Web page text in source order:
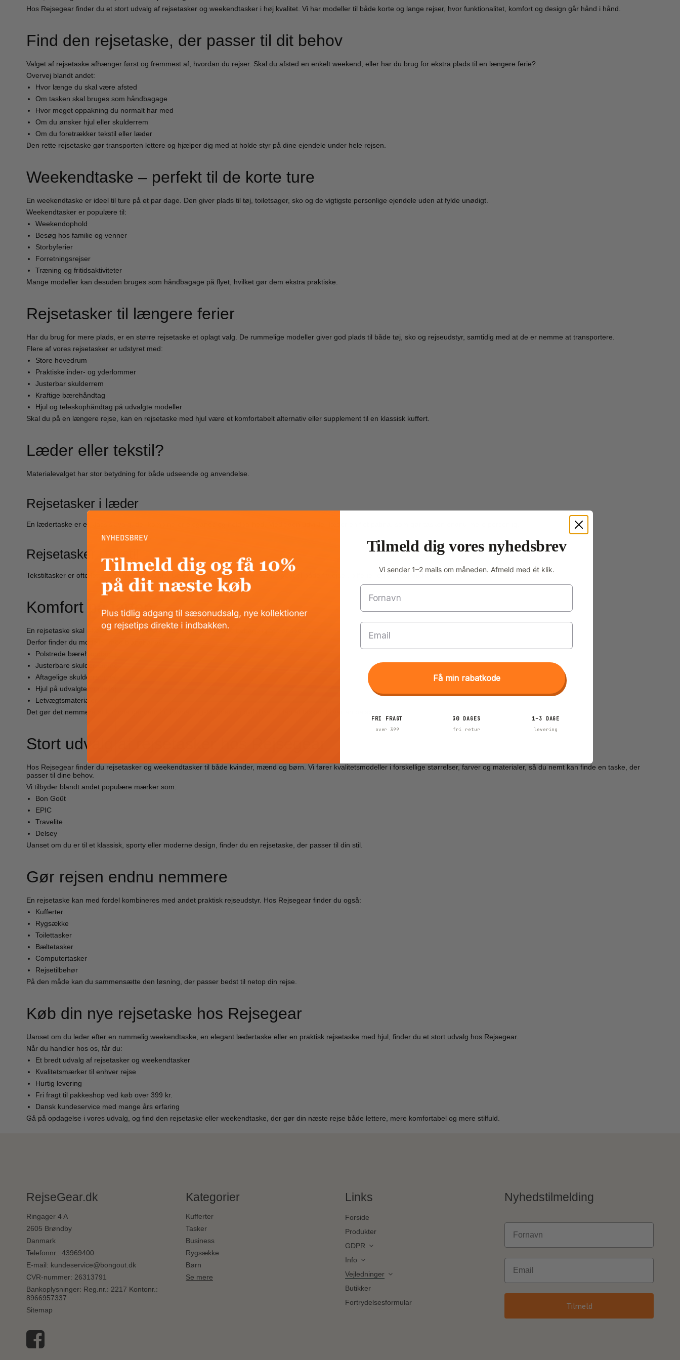
Eastpak
Eastpak kufferter
Eastpak Tilbehør
Eatpak Rygsække
Enrico Benetti
Enrico Benetti kufferter
Epic
Epic kufferter
Happy rain
Happy rain paraplyer
Travelite kufferter
Travelite tasker og rygsække
Verage kufferter
Verage tilbehør
Hos Rejsegear finder du et stort udvalg af rejsetasker og weekendtasker i høj kvalitet. Vi har modeller til både korte og lange rejser, hvor funktionalitet, komfort og design går hånd i hånd.
Find den rejsetaske, der passer til dit behov
Valget af rejsetaske afhænger først og fremmest af, hvordan du rejser. Skal du afsted en enkelt weekend, eller har du brug for ekstra plads til en længere ferie?
Overvej blandt andet:
Hvor længe du skal være afsted
Om tasken skal bruges som håndbagage
Hvor meget oppakning du normalt har med
Om du ønsker hjul eller skulderrem
Om du foretrækker tekstil eller læder
Den rette rejsetaske gør transporten lettere og hjælper dig med at holde styr på dine ejendele under hele rejsen.
Weekendtaske – perfekt til de korte ture
En weekendtaske er ideel til ture på et par dage. Den giver plads til tøj, toiletsager, sko og de vigtigste personlige ejendele uden at fylde unødigt.
Weekendtasker er populære til:
Weekendophold
Besøg hos familie og venner
Storbyferier
Forretningsrejser
Træning og fritidsaktiviteter
Mange modeller kan desuden bruges som håndbagage på flyet, hvilket gør dem ekstra praktiske.
Rejsetasker til længere ferier
Har du brug for mere plads, er en større rejsetaske et oplagt valg. De rummelige modeller giver god plads til både tøj, sko og rejseudstyr, samtidig med at de er nemme at transportere.
Flere af vores rejsetasker er udstyret med:
Store hovedrum
Praktiske inder- og yderlommer
Justerbar skulderrem
Kraftige bærehåndtag
Hjul og teleskophåndtag på udvalgte modeller
Skal du på en længere rejse, kan en rejsetaske med hjul være et komfortabelt alternativ eller supplement til en klassisk kuffert.
Læder eller tekstil?
Materialevalget har stor betydning for både udseende og anvendelse.
Rejsetasker i læder
En lædertaske er et klassisk valg, der kombinerer elegance og holdbarhed. Med tiden udvikler læder en flot patina, som gør tasken endnu mere personlig.
Rejsetasker i tekstil
Tekstiltasker er ofte lettere og mere fleksible. De er nemme at pakke og passer godt til både flyrejser, bilferier og weekendture.
Komfort på farten
En rejsetaske skal ikke kun være rummelig – den skal også være behagelig at transportere.
Derfor finder du modeller med blandt andet:
Polstrede bærehåndtag
Justerbare skulderremme
Aftagelige skulderremme
Hjul på udvalgte modeller
Letvægtsmaterialer
Det gør det nemmere at komme gennem lufthavne, togstationer og bymiljøer, uden at tasken bliver en belastning.
Stort udvalg af rejsetasker hos Rejsegear
Hos Rejsegear finder du rejsetasker og weekendtasker til både kvinder, mænd og børn. Vi fører kvalitetsmodeller i forskellige størrelser, farver og materialer, så du nemt kan finde en taske, der
passer til dine behov.
Vi tilbyder blandt andet populære mærker som:
Bon Goût
EPIC
Travelite
Delsey
Uanset om du er til et klassisk, sporty eller moderne design, finder du en rejsetaske, der passer til din stil.
Gør rejsen endnu nemmere
En rejsetaske kan med fordel kombineres med andet praktisk rejseudstyr. Hos Rejsegear finder du også:
Kufferter
Rygsække
Toilettasker
Bæltetasker
Computertasker
Rejsetilbehør
På den måde kan du sammensætte den løsning, der passer bedst til netop din rejse.
Køb din nye rejsetaske hos Rejsegear
Uanset om du leder efter en rummelig weekendtaske, en elegant lædertaske eller en praktisk rejsetaske med hjul, finder du et stort udvalg hos Rejsegear.
Når du handler hos os, får du:
Et bredt udvalg af rejsetasker og weekendtasker
Kvalitetsmærker til enhver rejse
Hurtig levering
Fri fragt til pakkeshop ved køb over 399 kr.
Dansk kundeservice med mange års erfaring
Gå på opdagelse i vores udvalg, og find den rejsetaske eller weekendtaske, der gør din næste rejse både lettere, mere komfortabel og mere stilfuld.
RejseGear.dk
Ringager 4 A
2605 Brøndby
Danmark
Telefonnr. : 43969400
E-mail: kundeservice@bongout.dk
CVR-nummer: 26313791
Bankoplysninger: Reg.nr.: 2217 Kontonr.:
8966957337
Sitemap
Kategorier
Kufferter
Tasker
Business
Rygsække
Børn
Se mere
Links
Forside
Produkter
GDPR
Info
Vejledninger
Butikker
Fortrydelsesformular
Nyhedstilmelding
Fornavn
Email
Tilmeld
Tilmeld dig vores nyhedsbrev
Vi sender 1–2 mails om måneden. Afmeld med ét klik.
Fornavn
Email
Få min rabatkode
FRI FRAGT
over 399
30 DAGES
fri retur
1–3 DAGE
levering